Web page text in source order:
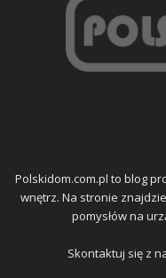
Polskidom.com.pl to blog
wnętrz. Na stronie
pomysłów na
Skontaktuj się z